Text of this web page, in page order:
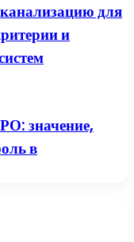
для
и
значение,
в